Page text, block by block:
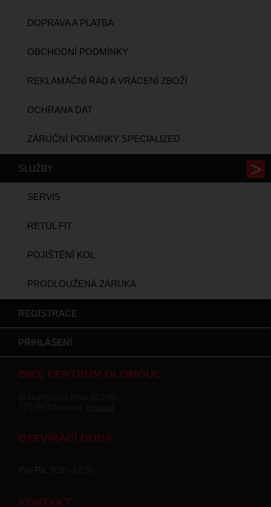
DOPRAVA A PLATBA
OBCHODNÍ PODMÍNKY
REKLAMAČNÍ ŘÁD A VRÁCENÍ ZBOŽÍ
OCHRANA DAT
ZÁRUČNÍ PODMÍNKY SPECIALIZED
SLUŽBY
SERVIS
RETÜL FIT
POJIŠTĚNÍ KOL
PRODLOUŽENÁ ZÁRUKA
REGISTRACE
PŘIHLÁŠENÍ
BIKE CENTRUM OLOMOUC
OTEVÍRACÍ DOBA
KONTAKT